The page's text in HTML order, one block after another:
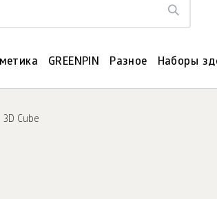
GREENPIN Разное Наборы
3D Cube